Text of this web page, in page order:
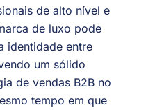
de alto nível e
de luxo pode
identidade entre
um sólido
de vendas B2B no
tempo em que